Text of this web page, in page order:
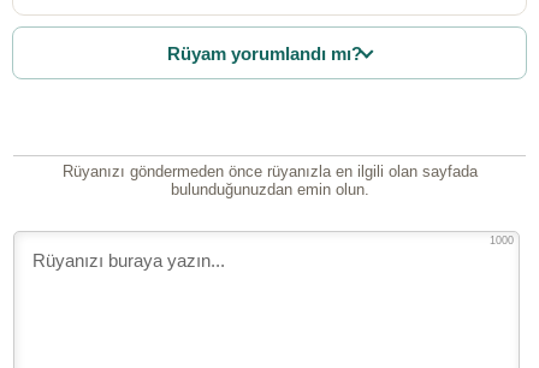
Rüyam yorumlandı mı?
Rüyanızı göndermeden önce rüyanızla en ilgili olan sayfada
bulunduğunuzdan emin olun.
1000